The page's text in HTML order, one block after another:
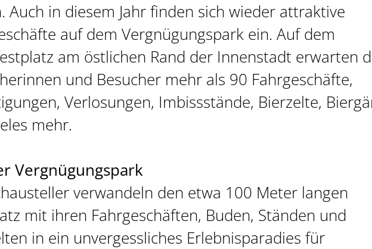
Auch in diesem Jahr finden sich wieder attraktive
auf dem Vergnügungspark ein. Auf dem
am östlichen Rand der Innenstadt erwarten
und Besucher mehr als 90 Fahrgeschäfte,
Verlosungen, Imbissstände, Bierzelte,
mehr.
Vergnügungspark
verwandeln den etwa 100 Meter langen
mit ihren Fahrgeschäften, Buden, Ständen und
in ein unvergessliches Erlebnisparadies für